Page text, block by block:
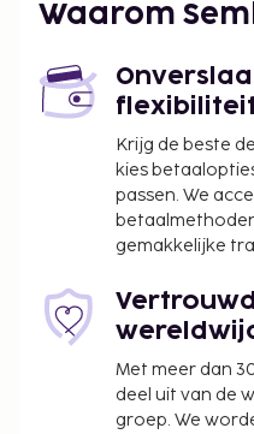
Waarom
Krijg de beste
kies
passen. We
gemakkelijke
Met meer dan
deel uit van de
groep. We